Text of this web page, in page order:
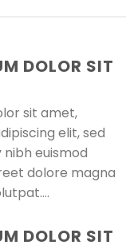
DOLOR SIT
sit amet,
elit, sed
euismod
dolore magna
DOLOR SIT